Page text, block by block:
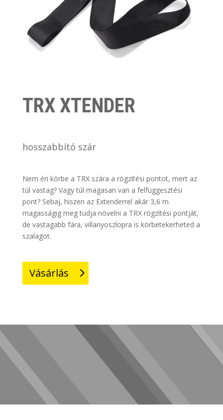
TRX XTENDER
hosszabbító szár
Nem éri körbe a TRX szára a rögzítési pontot, mert az
túl vastag? Vagy túl magasan van a felfüggesztési
pont? Sebaj, hiszen az Extenderrel akár 3,6 m
magasságig meg tudja növelni a TRX rögzítési pontját,
de vastagabb fára, villanyoszlopra is körbetekerheted a
szalagot.
Vásárlás